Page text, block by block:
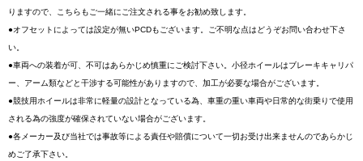
りますので、こちらもご一緒にご注文される事をお勧め致します。
●オフセットによっては設定が無いPCDもございます。ご不明な点はどうぞお問い合わせ下さ
い。
●車両への装着が可、不可はあらかじめ慎重にご検討下さい。小径ホイールはブレーキキャリパ
ー、アーム類などと干渉する可能性がありますので、加工が必要な場合がございます。
●競技用ホイールは非常に軽量の設計となっている為、車重の重い車両や日常的な街乗りで使用
される為の強度が確保されていない場合がございます。
●各メーカー及び当社では事故等による責任や賠償について一切お受け出来ませんのであらかじ
めご了承下さい。